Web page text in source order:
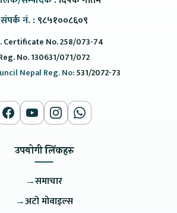
संपर्क नं. : ९८५१००८६०९
Certificate No. 258/073-74
No. 130631/071/072
Nepal Reg. No:531/2072-73
उपयोगी लिंकहरु
→समाचार
→अटो मोवाइल्स